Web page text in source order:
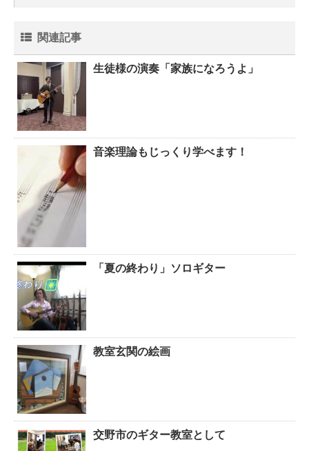
関連記事
生徒様の演奏「家族になろうよ」
音楽理論もじっくり学べます！
「夏の終わり」ソロギター
教室玄関の絵画
交野市のギター教室として